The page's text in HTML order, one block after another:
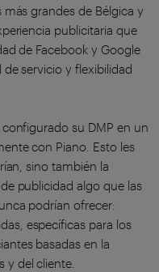
grandes de Bélgica y
publicitaria que
de Facebook y Google
servicio y flexibilidad
su DMP en un
con Piano. Esto les
sino también la
publicidad algo que las
podrían ofrecer:
específicas para los
basadas en la
y del cliente.